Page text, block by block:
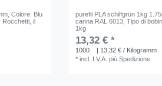
, Colore: Blu
Rocchetti , il
purefil PLA schilfgrün 1kg
canna RAL 6013 , Tipo di
1kg
13,32 € *
1000
| 13,32 € / Kilogramm
*incl. I.V.A. piùSpedizione